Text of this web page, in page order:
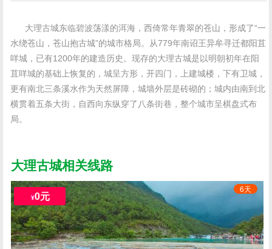
大理古城东临碧波荡漾的洱海，西倚常年青翠的苍山，形成了“一
水绕苍山，苍山抱古城”的城市格局。从779年南诏王异牟寻迁都阳苴
咩城，已有1200年的建造历史。现存的大理古城是以明朝初年在阳
苴咩城的基础上恢复的，城呈方形，开四门，上建城楼，下有卫城，
更有南北三条溪水作为天然屏障，城墙外层是砖砌的；城内由南到北
横贯着五条大街，自西向东纵穿了八条街巷，整个城市呈棋盘式布
局。
大理古城相关线路
6天
¥0元